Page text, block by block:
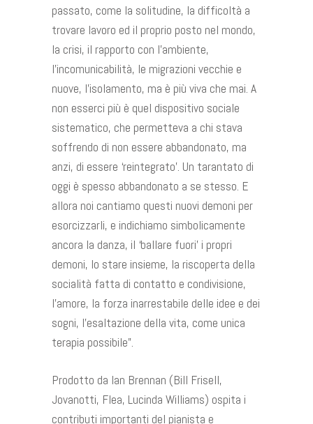
passato, come la solitudine, la difficoltà a
trovare lavoro ed il proprio posto nel mondo,
la crisi, il rapporto con l’ambiente,
l’incomunicabilità, le migrazioni vecchie e
nuove, l’isolamento, ma è più viva che mai. A
non esserci più è quel dispositivo sociale
sistematico, che permetteva a chi stava
soffrendo di non essere abbandonato, ma
anzi, di essere ‘reintegrato’. Un tarantato di
oggi è spesso abbandonato a se stesso. E
allora noi cantiamo questi nuovi demoni per
esorcizzarli, e indichiamo simbolicamente
ancora la danza, il ‘ballare fuori’ i propri
demoni, lo stare insieme, la riscoperta della
socialità fatta di contatto e condivisione,
l’amore, la forza inarrestabile delle idee e dei
sogni, l’esaltazione della vita, come unica
terapia possibile”.
Prodotto da Ian Brennan (Bill Frisell,
Jovanotti, Flea, Lucinda Williams) ospita i
contributi importanti del pianista e